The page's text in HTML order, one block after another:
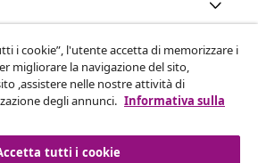
i cookie”, l'utente accetta di memorizzare i
migliorare la navigazione del sito,
,assistere nelle nostre attività di
degli annunci. Informativa sulla
tutti i cookie